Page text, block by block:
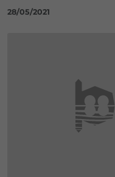
28/05/2021